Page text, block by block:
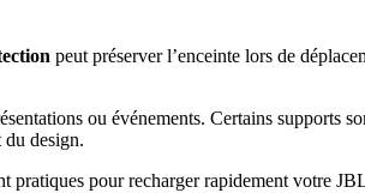
peut préserver l’enceinte lors de
ou événements. Certains supports
du design.
pratiques pour recharger rapidement votre